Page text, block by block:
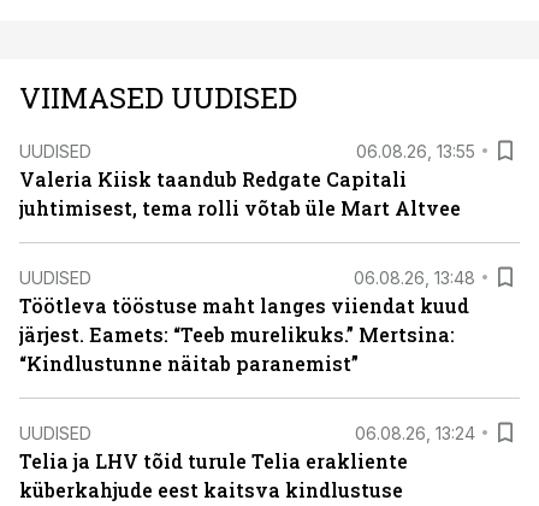
VIIMASED UUDISED
UUDISED 06.08.26, 13:55
Valeria Kiisk taandub Redgate Capitali
juhtimisest, tema rolli võtab üle Mart Altvee
UUDISED 06.08.26, 13:48
Töötleva tööstuse maht langes viiendat kuud
järjest. Eamets: “Teeb murelikuks.” Mertsina:
“Kindlustunne näitab paranemist”
UUDISED 06.08.26, 13:24
Telia ja LHV tõid turule Telia erakliente
küberkahjude eest kaitsva kindlustuse